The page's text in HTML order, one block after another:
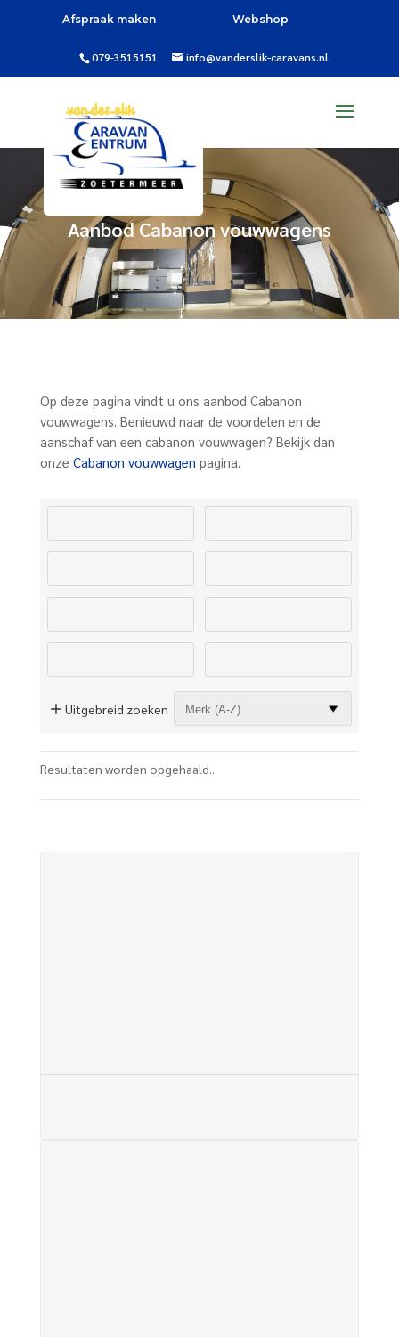
Afspraak maken Webshop
079-3515151 info@vanderslik-caravans.nl
Aanbod Cabanon vouwwagens
Op deze pagina vindt u ons aanbod Cabanon
vouwwagens. Benieuwd naar de voordelen en de
aanschaf van een cabanon vouwwagen? Bekijk dan
onze Cabanon vouwwagen pagina.
Uitgebreid zoeken
Resultaten worden opgehaald..